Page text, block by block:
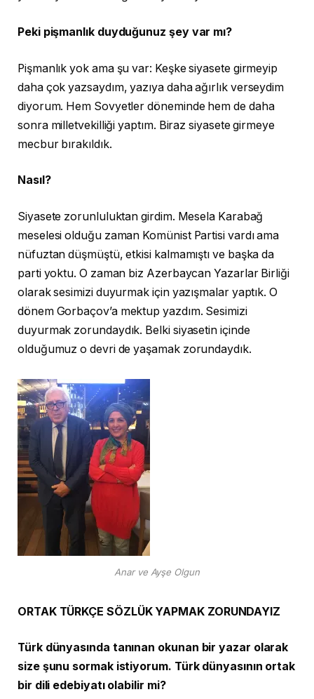
Peki pişmanlık duyduğunuz şey var mı?
Pişmanlık yok ama şu var: Keşke siyasete girmeyip
daha çok yazsaydım, yazıya daha ağırlık verseydim
diyorum. Hem Sovyetler döneminde hem de daha
sonra milletvekilliği yaptım. Biraz siyasete girmeye
mecbur bırakıldık.
Nasıl?
Siyasete zorunluluktan girdim. Mesela Karabağ
meselesi olduğu zaman Komünist Partisi vardı ama
nüfuztan düşmüştü, etkisi kalmamıştı ve başka da
parti yoktu. O zaman biz Azerbaycan Yazarlar Birliği
olarak sesimizi duyurmak için yazışmalar yaptık. O
dönem Gorbaçov’a mektup yazdım. Sesimizi
duyurmak zorundaydık. Belki siyasetin içinde
olduğumuz o devri de yaşamak zorundaydık.
Anar ve Ayşe Olgun
ORTAK TÜRKÇE SÖZLÜK YAPMAK ZORUNDAYIZ
Türk dünyasında tanınan okunan bir yazar olarak
size şunu sormak istiyorum. Türk dünyasının ortak
bir dili edebiyatı olabilir mi?